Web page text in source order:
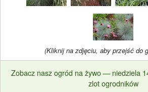
(Kliknij na zdjęciu, aby przejść do
Zobacz nasz ogród na żywo — niedziela
zlot ogrodników